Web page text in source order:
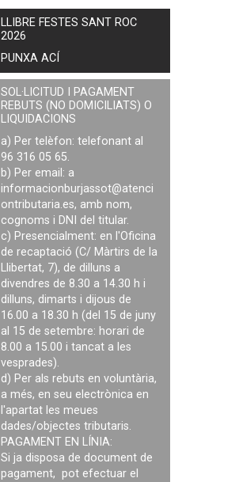
LLIBRE FESTES SANT ROC
2026
PUNXA ACÍ
SOL·LICITUD I PAGAMENT
REBUTS (NO DOMICILIATS) O
LIQUIDACIONS
a) Per telèfon: telefonant al
96 316 05 65.
b) Per email: a
informacionburjassot@atenci
ontributaria.es, amb nom,
cognoms i DNI del titular.
c) Presencialment: en l'Oficina
de recaptació (C/ Màrtirs de la
Llibertat, 7), de dilluns a
divendres de 8.30 a 14.30 h i
dilluns, dimarts i dijous de
16.00 a 18.30 h (del 15 de juny
al 15 de setembre: horari de
8.00 a 15.00 i tancat a les
vesprades).
d) Per als rebuts en voluntària,
a més, en seu electrònica en
l'apartat les meues
dades/objectes tributaris.
PAGAMENT EN LÍNIA:
Si ja disposa de document de
pagament, pot efectuar el